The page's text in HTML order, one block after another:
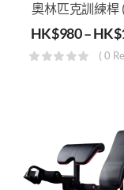
HK$980–HK$
( 0